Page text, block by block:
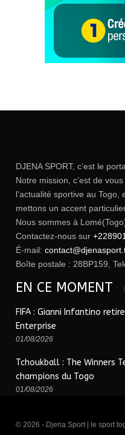
DJENA SPORT, c’est le
Notre mission, c’est de
l’actualité sportive au
mettons un accent
Nous sommes à
Contactez-nous sur
É-mail:
Boîte postale : 28BP159,
EN CE MOMENT
FIFA : Gianni Infantino
Enterprise
01/08/2026
Tchoukball : The Winners
champions du Togo
01/08/2026
© 2026 - Djena Sport | le sport